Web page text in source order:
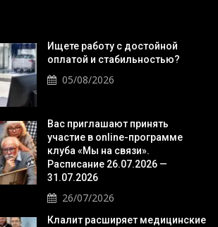
Ищете работу с достойной
оплатой и стабильностью?
05/08/2026
Вас приглашают принять
участие в online-программе
клуба «Мы на связи».
Расписание 26.07.2026 —
31.07.2026
26/07/2026
Клалит расширяет медицинские